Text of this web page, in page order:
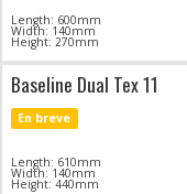
Length: 600mm
Width: 140mm
Height: 270mm
Baseline Dual Tex 11
En breve
Length: 610mm
Width: 140mm
Height: 440mm